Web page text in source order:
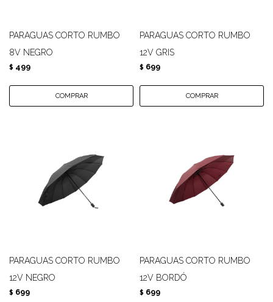
PARAGUAS CORTO RUMBO
8V NEGRO
$ 499
PARAGUAS CORTO RUMBO
12V GRIS
$ 699
PARAGUAS CORTO RUMBO
12V NEGRO
$ 699
PARAGUAS CORTO RUMBO
12V BORDÓ
$ 699